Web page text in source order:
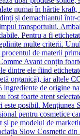
numai în hârtie kraft,
și demachiantul într-
transportului.
Pentru a fi
multe criterii.
de materii
Avant conțin
dintre ele fiind
organică), iar altele
ingrediente de origine
fost foarte atent
este posibil. Mențiunea
pentru cosmetice
și pe modelul de
Slow Cosmetic din